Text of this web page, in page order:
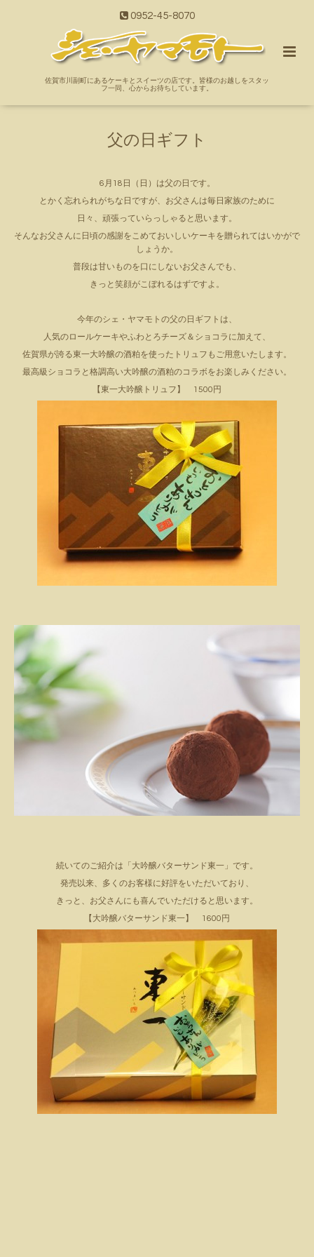
0952-45-8070
佐賀市川副町にあるケーキとスイーツの店です。皆様のお越しをスタッ
フ一同、心からお待ちしています。
父の日ギフト
6月18日（日）は父の日です。
とかく忘れられがちな日ですが、お父さんは毎日家族のために
日々、頑張っていらっしゃると思います。
そんなお父さんに日頃の感謝をこめておいしいケーキを贈られてはいかがで
しょうか。
普段は甘いものを口にしないお父さんでも、
きっと笑顔がこぼれるはずですよ。
今年のシェ・ヤマモトの父の日ギフトは、
人気のロールケーキやふわとろチーズ＆ショコラに加えて、
佐賀県が誇る東一大吟醸の酒粕を使ったトリュフもご用意いたします。
最高級ショコラと格調高い大吟醸の酒粕のコラボをお楽しみください。
【東一大吟醸トリュフ】 1500円
続いてのご紹介は「大吟醸バターサンド東一」です。
発売以来、多くのお客様に好評をいただいており、
きっと、お父さんにも喜んでいただけると思います。
【大吟醸バターサンド東一】 1600円